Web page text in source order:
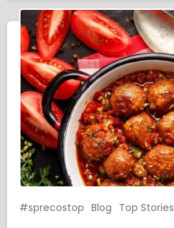
#sprecostop Blog Top Stories